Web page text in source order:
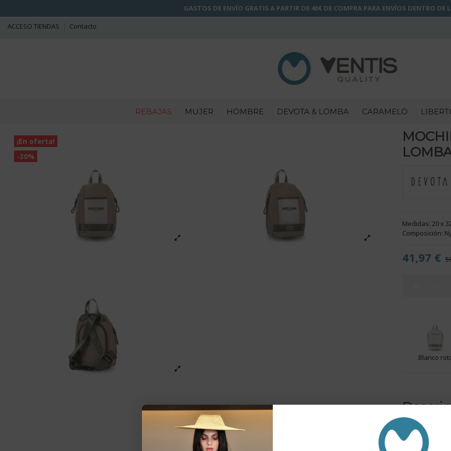
GASTOS DE ENVÍO GRATIS A PARTIR DE 40€ DE COMPRA PARA ENVÍOS DENTRO DE
ACCESO TIENDAS
Contacto
REBAJAS MUJER HOMBRE DEVOTA & LOMBA CARAMELO
¡En oferta!
-30%
Medidas: 20 x
Composición:
41,97 €
Blanco
- Bolsillo